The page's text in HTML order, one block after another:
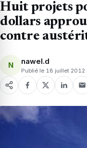
Huit projets
dollars
contre
N nawel.d
Publié le 18 juillet 2012